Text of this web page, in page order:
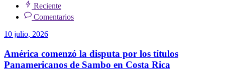
Reciente
Comentarios
10 julio, 2026
América comenzó la disputa por los títulos
Panamericanos de Sambo en Costa Rica